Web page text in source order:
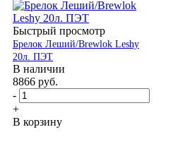
Быстрый просмотр
Брелок Леший/Brewlok Leshy
20л. ПЭТ
В наличии
8866 руб.
-
+
В корзину